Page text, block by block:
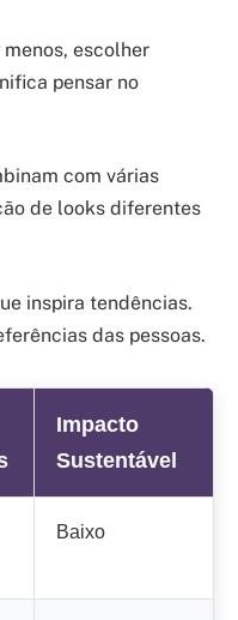
escolher
pensar no
com várias
de looks diferentes
inspira tendências.
das pessoas.
Impacto
Sustentável
Baixo